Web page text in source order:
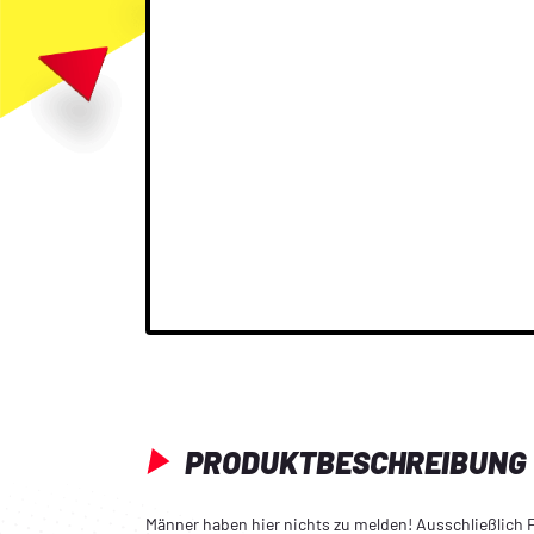
PRODUKTBESCHREIBUNG
Männer haben hier nichts zu melden! Ausschließlich